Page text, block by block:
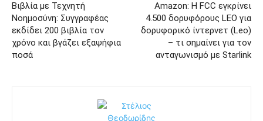
Βιβλία με Τεχνητή
Νοημοσύνη: Συγγραφέας
εκδίδει 200 βιβλία τον
χρόνο και βγάζει εξαψήφια
ποσά
Amazon: Η FCC εγκρίνει
4.500 δορυφόρους LEO για
δορυφορικό ίντερνετ (Leo)
– τι σημαίνει για τον
ανταγωνισμό με Starlink